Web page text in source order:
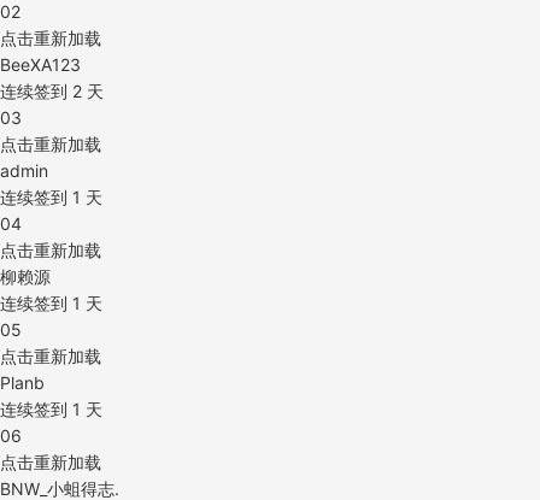
02
点击重新加载
BeeXA123
连续签到 2 天
03
点击重新加载
admin
连续签到 1 天
04
点击重新加载
柳赖源
连续签到 1 天
05
点击重新加载
Planb
连续签到 1 天
06
点击重新加载
BNW_小蛆得志.